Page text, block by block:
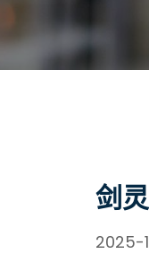
剑
2025-